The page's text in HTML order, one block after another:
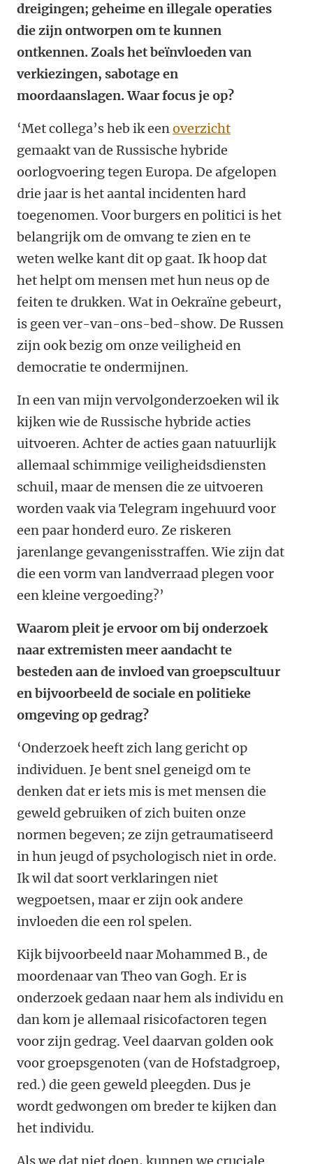
dreigingen; geheime en illegale operaties
die zijn ontworpen om te kunnen
ontkennen. Zoals het beïnvloeden van
verkiezingen, sabotage en
moordaanslagen. Waar focus je op?
‘Met collega’s heb ik eenoverzicht
gemaakt van de Russische hybride
oorlogvoering tegen Europa. De afgelopen
drie jaar is het aantal incidenten hard
toegenomen. Voor burgers en politici is het
belangrijk om de omvang te zien en te
weten welke kant dit op gaat. Ik hoop dat
het helpt om mensen met hun neus op de
feiten te drukken. Wat in Oekraïne gebeurt,
is geen ver-van-ons-bed-show. De Russen
zijn ook bezig om onze veiligheid en
democratie te ondermijnen.
In een van mijn vervolgonderzoeken wil ik
kijken wie de Russische hybride acties
uitvoeren. Achter de acties gaan natuurlijk
allemaal schimmige veiligheidsdiensten
schuil, maar de mensen die ze uitvoeren
worden vaak via Telegram ingehuurd voor
een paar honderd euro. Ze riskeren
jarenlange gevangenisstraffen. Wie zijn dat
die een vorm van landverraad plegen voor
een kleine vergoeding?’
Waarom pleit je ervoor om bij onderzoek
naar extremisten meer aandacht te
besteden aan de invloed van groepscultuur
en bijvoorbeeld de sociale en politieke
omgeving op gedrag?
‘Onderzoek heeft zich lang gericht op
individuen. Je bent snel geneigd om te
denken dat er iets mis is met mensen die
geweld gebruiken of zich buiten onze
normen begeven; ze zijn getraumatiseerd
in hun jeugd of psychologisch niet in orde.
Ik wil dat soort verklaringen niet
wegpoetsen, maar er zijn ook andere
invloeden die een rol spelen.
Kijk bijvoorbeeld naar Mohammed B., de
moordenaar van Theo van Gogh. Er is
onderzoek gedaan naar hem als individu en
dan kom je allemaal risicofactoren tegen
voor zijn gedrag. Veel daarvan golden ook
voor groepsgenoten (van de Hofstadgroep,
red.) die geen geweld pleegden. Dus je
wordt gedwongen om breder te kijken dan
het individu.